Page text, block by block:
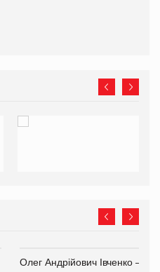
Олег Андрійович Івченко —